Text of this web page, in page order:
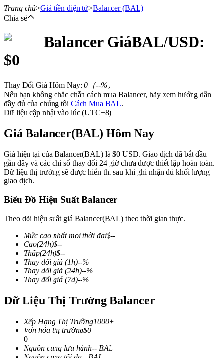
Hợp đồng tương lai
Futures sử dụng USDT làm tài sản thế chấp
COIN-M Futures
Futures sử dụng token làm tài sản thế chấp
TradFi
Phái sinh cổ phiếu, ngoại hối, kim loại quý và hàng hóa
Trang chủ>Giá tiền điện tử>Balancer (BAL)
Chia sẻ
Balancer GiáBAL/USD:
$0
Thay Đổi Giá Hôm Nay: 0 （--%）
Nếu bạn không chắc chắn cách mua Balancer, hãy xem hướng dẫn
đầy đủ của chúng tôi Cách Mua BAL.
Dữ liệu cập nhật vào lúc (UTC+8)
Giá Balancer(BAL) Hôm Nay
Giá hiện tại của Balancer(BAL) là $0 USD. Giao dịch đã bắt đầu
gần đây và các chỉ số thay đổi 24 giờ chưa được thiết lập hoàn toàn.
Dữ liệu thị trường sẽ được hiển thị sau khi ghi nhận đủ khối lượng
giao dịch.
Biểu Đồ Hiệu Suất Balancer
Theo dõi hiệu suất giá Balancer(BAL) theo thời gian thực.
Mức cao nhất mọi thời đại$--
Cao(24h)$--
Thấp(24h)$--
Thay đổi giá (1h)--%
Thay đổi giá (24h)--%
Thay đổi giá (7d)--%
Dữ Liệu Thị Trường Balancer
Xếp Hạng Thị Trường1000+
Vốn hóa thị trường$0
0
Nguồn cung lưu hành-- BAL